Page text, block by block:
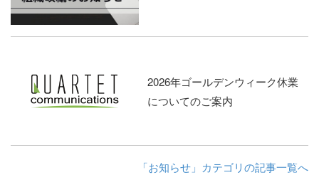
2026年ゴールデンウィーク休業
についてのご案内
「お知らせ」カテゴリの記事一覧へ